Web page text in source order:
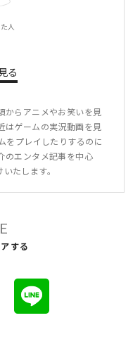
人
る
からアニメやお笑いを見
はゲームの実況動画を見
プレイしたりするのに
のエンタメ記事を中心
たします。
する